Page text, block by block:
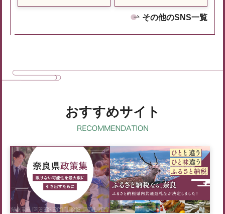
その他のSNS一覧
おすすめサイト